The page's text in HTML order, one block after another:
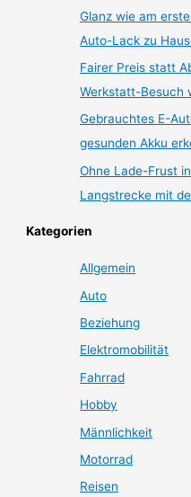
Glanz wie am
Auto-Lack zu
Fairer Preis statt
Werkstatt-Besuch
Gebrauchtes E-
gesunden Akku
Ohne Lade-Frust
Langstrecke mit
Kategorien
Allgemein
Auto
Beziehung
Elektromobilität
Fahrrad
Hobby
Männlichkeit
Motorrad
Reisen